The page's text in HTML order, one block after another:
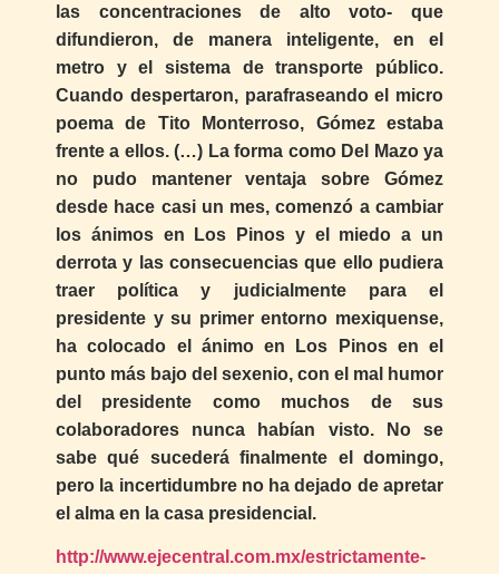
las concentraciones de alto voto- que
difundieron, de manera inteligente, en el
metro y el sistema de transporte público.
Cuando despertaron, parafraseando el micro
poema de Tito Monterroso, Gómez estaba
frente a ellos. (…) La forma como Del Mazo ya
no pudo mantener ventaja sobre Gómez
desde hace casi un mes, comenzó a cambiar
los ánimos en Los Pinos y el miedo a un
derrota y las consecuencias que ello pudiera
traer política y judicialmente para el
presidente y su primer entorno mexiquense,
ha colocado el ánimo en Los Pinos en el
punto más bajo del sexenio, con el mal humor
del presidente como muchos de sus
colaboradores nunca habían visto. No se
sabe qué sucederá finalmente el domingo,
pero la incertidumbre no ha dejado de apretar
el alma en la casa presidencial.
http://www.ejecentral.com.mx/estrictamente-